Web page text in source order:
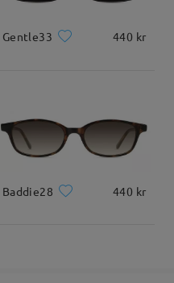
för att se hur man
Gentle33 440 kr
Baddie28 440 kr